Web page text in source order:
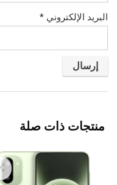
البريد الإلكتروني *
منتجات ذات صلة